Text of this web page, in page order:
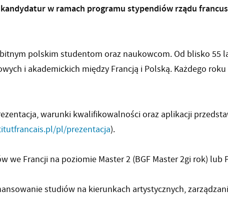
w ramach programu stypendiów rządu
polskim studentom oraz naukowcom. Od blisko 55
i akademickich między Francją i Polską. Każdego
warunki kwalifikowalności oraz aplikacji
pl/pl/prezentacja).
Francji na poziomie Master 2 (BGF Master 2gi rok) lub
studiów na kierunkach artystycznych,